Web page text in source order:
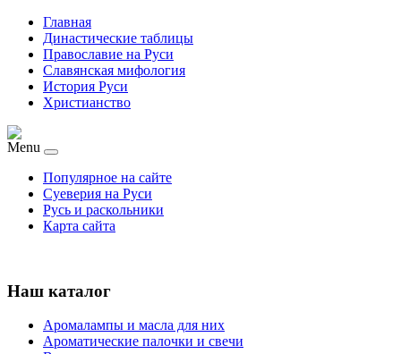
Главная
Династические таблицы
Православие на Руси
Славянская мифология
История Руси
Христианство
Menu
Популярное на сайте
Суеверия на Руси
Русь и раскольники
Карта сайта
Наш каталог
Аромалампы и масла для них
Ароматические палочки и свечи